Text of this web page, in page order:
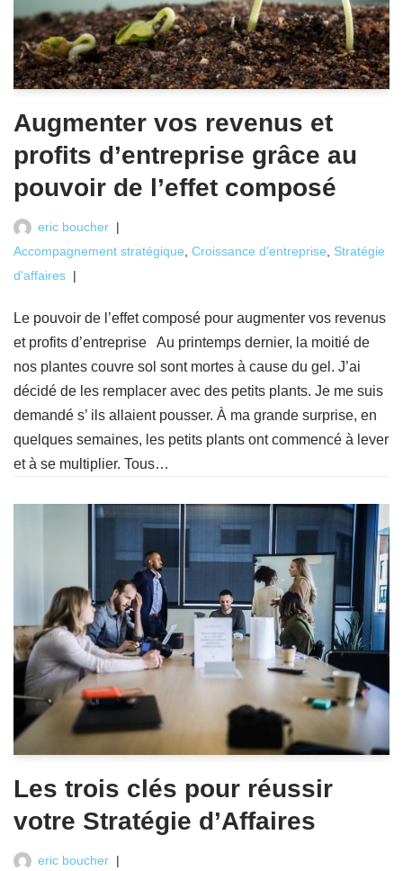
Augmenter vos revenus et
profits d’entreprise grâce au
pouvoir de l’effet composé
eric boucher
Accompagnement stratégique, Croissance d’entreprise, Stratégie
d'affaires
Le pouvoir de l’effet composé pour augmenter vos revenus
et profits d’entreprise Au printemps dernier, la moitié de
nos plantes couvre sol sont mortes à cause du gel. J’ai
décidé de les remplacer avec des petits plants. Je me suis
demandé s’ ils allaient pousser. À ma grande surprise, en
quelques semaines, les petits plants ont commencé à lever
et à se multiplier. Tous…
Les trois clés pour réussir
votre Stratégie d’Affaires
eric boucher